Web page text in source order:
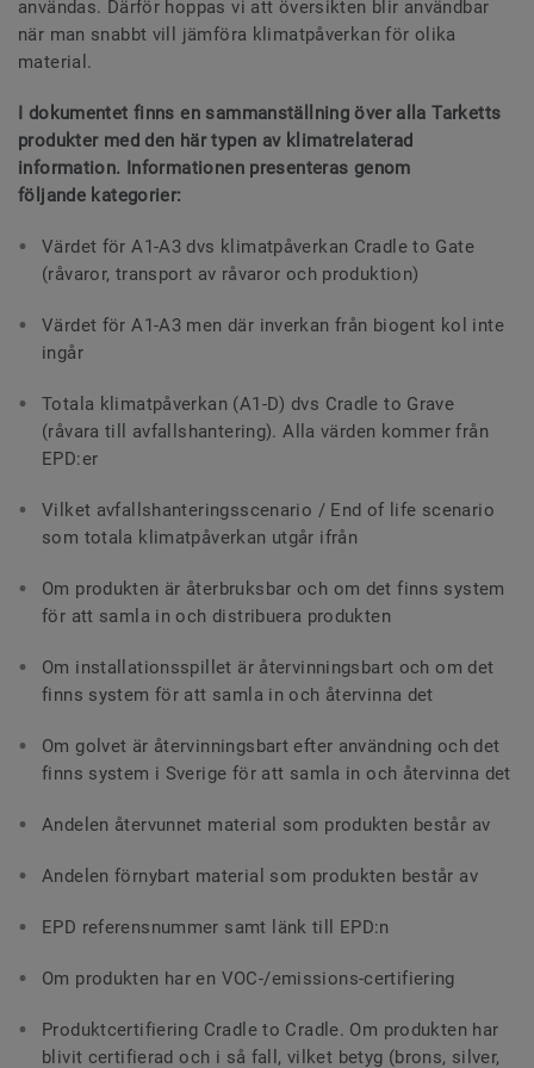
användas. Därför hoppas vi att översikten blir användbar
när man snabbt vill jämföra klimatpåverkan för olika
material.
I dokumentet finns en sammanställning över alla Tarketts
produkter med den här typen av klimatrelaterad
information. Informationen presenteras genom
följande kategorier:
Värdet för A1-A3 dvs klimatpåverkan Cradle to Gate
(råvaror, transport av råvaror och produktion)
Värdet för A1-A3 men där inverkan från biogent kol inte
ingår
Totala klimatpåverkan (A1-D) dvs Cradle to Grave
(råvara till avfallshantering). Alla värden kommer från
EPD:er
Vilket avfallshanteringsscenario / End of life scenario
som totala klimatpåverkan utgår ifrån
Om produkten är återbruksbar och om det finns system
för att samla in och distribuera produkten
Om installationsspillet är återvinningsbart och om det
finns system för att samla in och återvinna det
Om golvet är återvinningsbart efter användning och det
finns system i Sverige för att samla in och återvinna det
Andelen återvunnet material som produkten består av
Andelen förnybart material som produkten består av
EPD referensnummer samt länk till EPD:n
Om produkten har en VOC-/emissions-certifiering
Produktcertifiering Cradle to Cradle. Om produkten har
blivit certifierad och i så fall, vilket betyg (brons, silver,